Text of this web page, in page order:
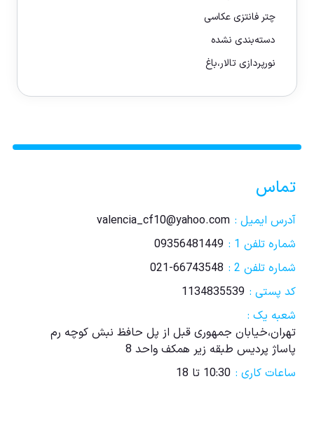
چتر فانتزی عکاسی
دسته‌بندی نشده
نورپردازی تالار،باغ
تماس
آدرس ایمیل : valencia_cf10@yahoo.com
شماره تلفن 1 :
09356481449
شماره تلفن 2 :
021-66743548
کد پستی : 1134835539
شعبه یک :
تهران،خیابان جمهوری قبل از پل حافظ نبش کوچه رم
پاساژ پردیس طبقه زیر همکف واحد 8
ساعات کاری : 10:30 تا 18